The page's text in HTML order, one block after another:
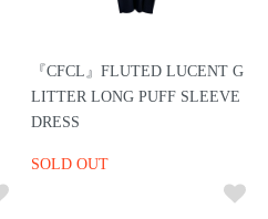
『CFCL』FLUTED LUCENT G
LITTER LONG PUFF SLEEVE
DRESS
SOLD OUT